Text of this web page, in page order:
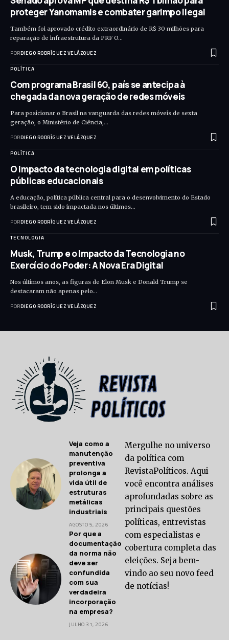
proteger Yanomamis e combater garimpo ilegal
Também foi aprovado crédito extraordinário de R$ 30 milhões para
reparação de infraestrutura da PRF O…
PORDIEGO RODRÍGUEZ VELÁZQUEZ
POLÍTICA
Com programa Brasil 6G, país se antecipa à
chegada da nova geração de redes móveis
Para posicionar o Brasil na vanguarda das redes móveis de sexta
geração, o Ministério de Ciência,…
PORDIEGO RODRÍGUEZ VELÁZQUEZ
POLÍTICA
O impacto da tecnologia digital em políticas
públicas educacionais
A educação, política pública central para o desenvolvimento do Estado
brasileiro, tem sido impactada nos últimos…
PORDIEGO RODRÍGUEZ VELÁZQUEZ
TECNOLOGIA
Musk, Trump e o Impacto da Tecnologia no
Exercício do Poder: A Nova Era Digital
Nos últimos anos, as figuras de Elon Musk e Donald Trump se
destacaram não apenas pelo…
PORDIEGO RODRÍGUEZ VELÁZQUEZ
Veja como a
manutenção
preventiva
prolonga a
vida útil de
estruturas
metálicas
industriais
AGOSTO 5, 2026
Por que a
documentação
da norma não
deve ser
confundida
com sua
verdadeira
incorporação
na empresa?
JULHO 31, 2026
Mergulhe no universo
da política com
RevistaPolíticos. Aqui
você encontra análises
aprofundadas sobre as
principais questões
políticas, entrevistas
com especialistas e
cobertura completa das
eleições. Seja bem-
vindo ao seu novo feed
de notícias!